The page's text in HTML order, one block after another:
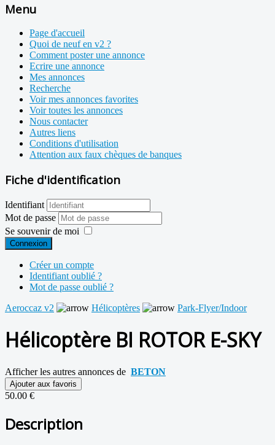
Menu
Page d'accueil
Quoi de neuf en v2 ?
Comment poster une annonce
Ecrire une annonce
Mes annonces
Recherche
Voir mes annonces favorites
Voir toutes les annonces
Nous contacter
Autres liens
Conditions d'utilisation
Attention aux faux chèques de banques
Fiche d'identification
Identifiant
Mot de passe
Se souvenir de moi
Connexion
Créer un compte
Identifiant oublié ?
Mot de passe oublié ?
Aeroccaz v2
Hélicoptères Park-Flyer/Indoor
Hélicoptère BI ROTOR E-SKY
Afficher les autres annonces de BETON
Ajouter aux favoris
50.00 €
Description